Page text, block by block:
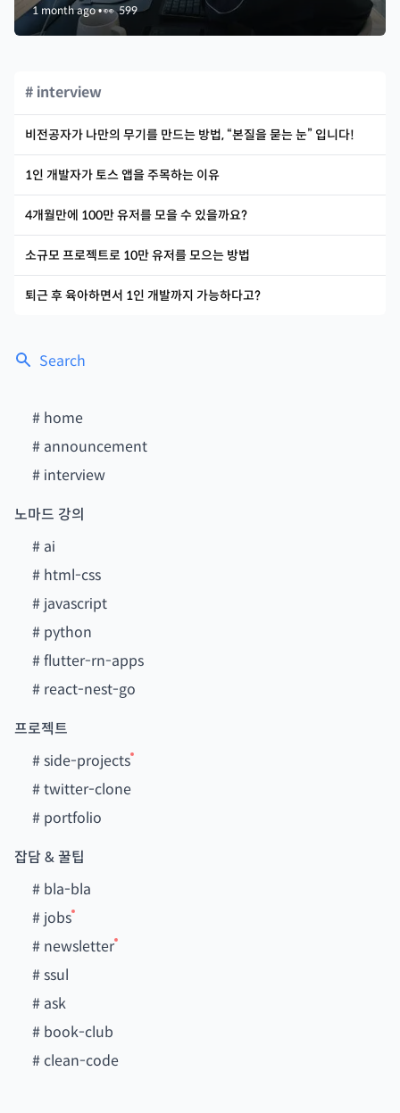
Search
# home
# announcement
# interview
노마드 강의
# ai
# html-css
# javascript
# python
#flutter-rn-apps
# react-nest-go
프로젝트
#side-projects
#twitter-clone
# portfolio
잡담 & 꿀팁
# bla-bla
# jobs
# newsletter
#ssul
# ask
# book-club
#clean-code
1 month ago•👀599
# interview
비전공자가 나만의 무기를 만드는 방법, “본질을 묻는 눈” 입니다!
1인 개발자가 토스 앱을 주목하는 이유
4개월만에 100만 유저를 모을 수 있을까요?
소규모 프로젝트로 10만 유저를 모으는 방법
퇴근 후 육아하면서 1인 개발까지 가능하다고?